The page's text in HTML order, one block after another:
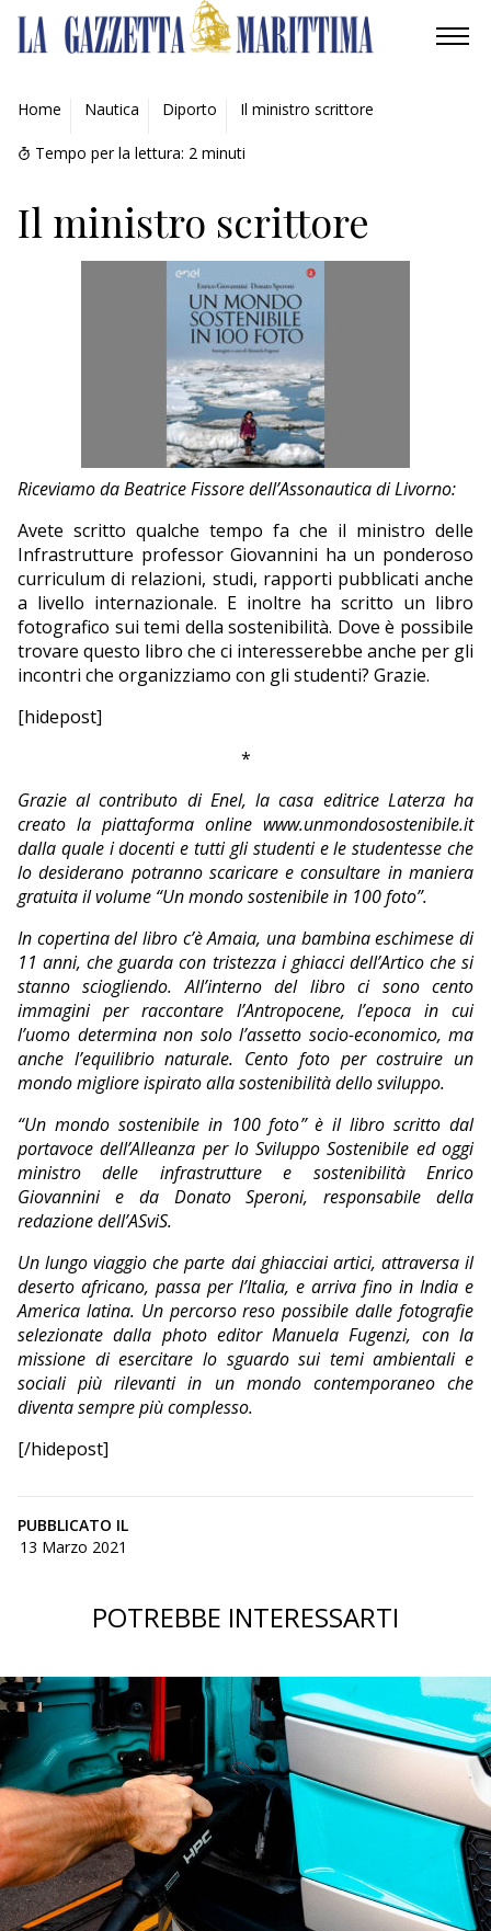
AMBIENTE
MOBILITÀ
INDUSTRIA
RICERCA
NAUTICA
EDITORIALI
Home Nautica Diporto Il ministro scrittore
Tempo per la lettura: 2 minuti
Il ministro scrittore
Riceviamo da Beatrice Fissore dell’Assonautica di Livorno:
Avete scritto qualche tempo fa che il ministro delle
Infrastrutture professor Giovannini ha un ponderoso
curriculum di relazioni, studi, rapporti pubblicati anche
a livello internazionale. E inoltre ha scritto un libro
fotografico sui temi della sostenibilità. Dove è possibile
trovare questo libro che ci interesserebbe anche per gli
incontri che organizziamo con gli studenti? Grazie.
[hidepost]
*
Grazie al contributo di Enel, la casa editrice Laterza ha
creato la piattaforma online www.unmondosostenibile.it
dalla quale i docenti e tutti gli studenti e le studentesse che
lo desiderano potranno scaricare e consultare in maniera
gratuita il volume “Un mondo sostenibile in 100 foto”.
In copertina del libro c’è Amaia, una bambina eschimese di
11 anni, che guarda con tristezza i ghiacci dell’Artico che si
stanno sciogliendo. All’interno del libro ci sono cento
immagini per raccontare l’Antropocene, l’epoca in cui
l’uomo determina non solo l’assetto socio-economico, ma
anche l’equilibrio naturale. Cento foto per costruire un
mondo migliore ispirato alla sostenibilità dello sviluppo.
“Un mondo sostenibile in 100 foto” è il libro scritto dal
portavoce dell’Alleanza per lo Sviluppo Sostenibile ed oggi
ministro delle infrastrutture e sostenibilità Enrico
Giovannini e da Donato Speroni, responsabile della
redazione dell’ASviS.
Un lungo viaggio che parte dai ghiacciai artici, attraversa il
deserto africano, passa per l’Italia, e arriva fino in India e
America latina. Un percorso reso possibile dalle fotografie
selezionate dalla photo editor Manuela Fugenzi, con la
missione di esercitare lo sguardo sui temi ambientali e
sociali più rilevanti in un mondo contemporaneo che
diventa sempre più complesso.
[/hidepost]
PUBBLICATO IL
13 Marzo 2021
POTREBBE INTERESSARTI